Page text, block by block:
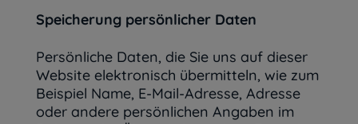
Speicherung persönlicher Daten
Persönliche Daten, die Sie uns auf dieser
Website elektronisch übermitteln, wie zum
Beispiel Name, E-Mail-Adresse, Adresse
oder andere persönlichen Angaben im